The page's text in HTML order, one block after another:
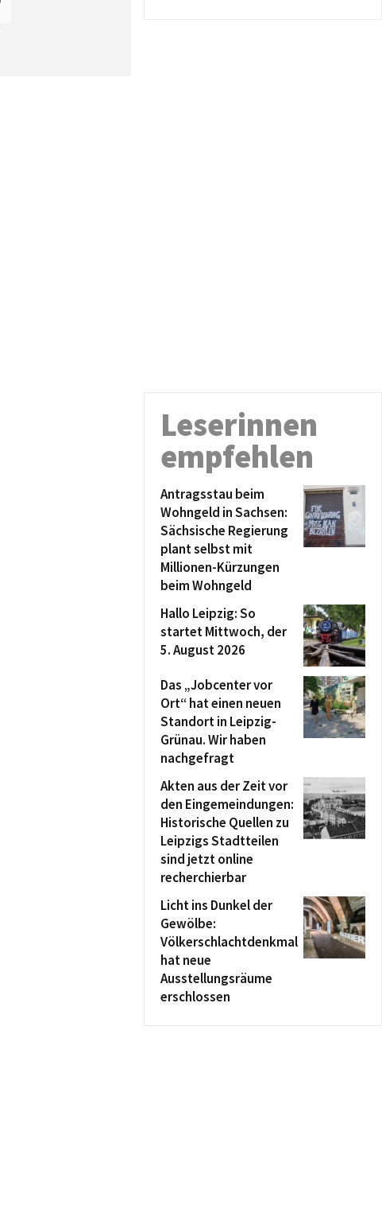
Leserinnen
empfehlen
Antragsstau beim
Wohngeld in Sachsen:
Sächsische Regierung
plant selbst mit
Millionen-Kürzungen
beim Wohngeld
Hallo Leipzig: So
startet Mittwoch, der
5. August 2026
Das „Jobcenter vor
Ort“ hat einen neuen
Standort in Leipzig-
Grünau. Wir haben
nachgefragt
Akten aus der Zeit vor
den Eingemeindungen:
Historische Quellen zu
Leipzigs Stadtteilen
sind jetzt online
recherchierbar
Licht ins Dunkel der
Gewölbe:
Völkerschlachtdenkmal
hat neue
Ausstellungsräume
erschlossen